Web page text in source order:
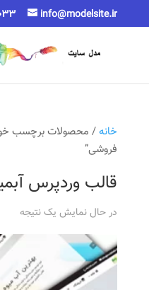
info@modelsite.ir
خانه/ محصولات برچسب
فروشی”
قالب وردپرس
در حال نمایش یک نتیجه